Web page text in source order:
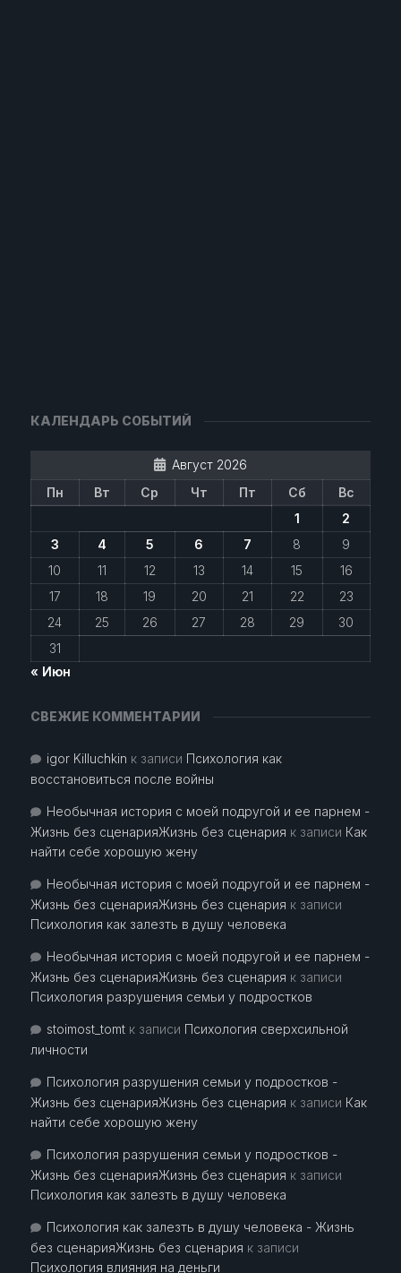
КАЛЕНДАРЬ СОБЫТИЙ
Август 2026
Пн
Вт Ср Чт Пт Сб
Вс
1
2
3
4 5 6 7 8
9
10
11 12 13 14 15
16
17
18 19 20 21 22
23
24
25 26 27 28 29
30
31
« Июн
СВЕЖИЕ КОММЕНТАРИИ
igor Killuchkin к записи Психология как
восстановиться после войны
Необычная история с моей подругой и ее парнем -
Жизнь без сценарияЖизнь без сценария к записи Как
найти себе хорошую жену
Необычная история с моей подругой и ее парнем -
Жизнь без сценарияЖизнь без сценария к записи
Психология как залезть в душу человека
Необычная история с моей подругой и ее парнем -
Жизнь без сценарияЖизнь без сценария к записи
Психология разрушения семьи у подростков
stoimost_tomtк записи Психология сверхсильной
личности
Психология разрушения семьи у подростков -
Жизнь без сценарияЖизнь без сценария к записи Как
найти себе хорошую жену
Психология разрушения семьи у подростков -
Жизнь без сценарияЖизнь без сценария к записи
Психология как залезть в душу человека
Психология как залезть в душу человека - Жизнь
без сценарияЖизнь без сценария к записи
Психология влияния на деньги